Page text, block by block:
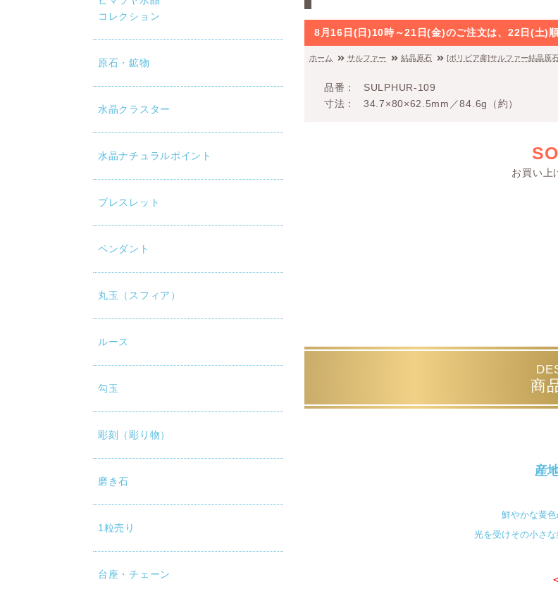
コレクション
原石・鉱物
水晶クラスター
水晶ナチュラルポイント
ブレスレット
ペンダント
丸玉（スフィア）
ルース
勾玉
彫刻（彫り物）
磨き石
1粒売り
台座・チェーン
8月16日(日)10時～21日(金)のご注文は、22日(土)
ホーム サルファー 結晶原石 [ボリビア産]サルファー結晶原
品番
SULPHUR-109
寸法
34.7×80×62.5mm／84.6g（約）
お買い上
商
産
鮮やかな黄
光を受けその小さ